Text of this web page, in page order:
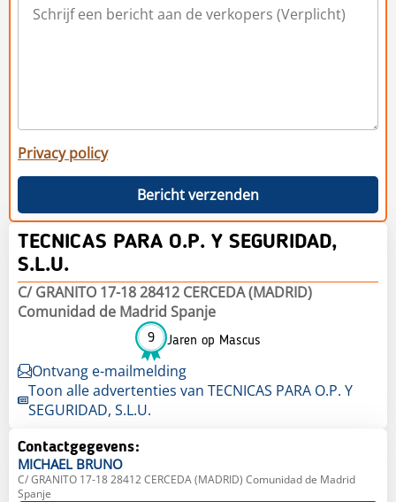
Privacy policy
Bericht verzenden
TECNICAS PARA O.P. Y SEGURIDAD,
S.L.U.
C/ GRANITO 17-18 28412 CERCEDA (MADRID)
Comunidad de Madrid Spanje
9 Jaren op Mascus
Ontvang e-mailmelding
Toon alle advertenties van TECNICAS PARA O.P. Y
SEGURIDAD, S.L.U.
Contactgegevens:
MICHAEL BRUNO
C/ GRANITO 17-18 28412 CERCEDA (MADRID) Comunidad de Madrid
Spanje